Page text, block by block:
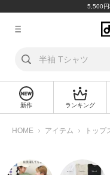
5,500円
グ
規
録
新作 ランキング
HOME アイテム トップ